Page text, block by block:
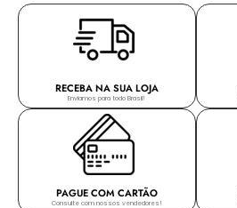
RECEBA NA SUA LOJA
Enviamos para todo Brasil!
PAGUE COM CARTÃO
Consulte com nossos vendedores!